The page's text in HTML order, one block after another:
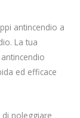
antincendio a
La tua
ed efficace
noleggiare